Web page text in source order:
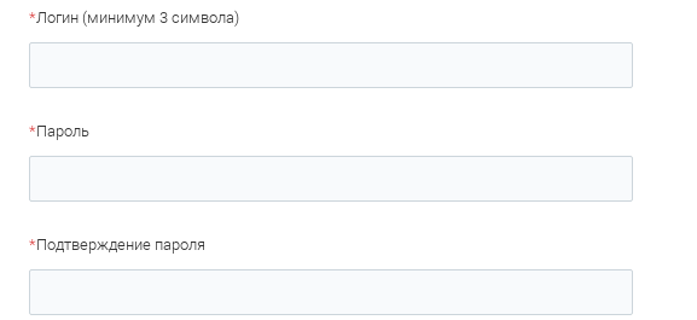
*Логин (минимум 3 символа)
*Пароль
*Подтверждение пароля